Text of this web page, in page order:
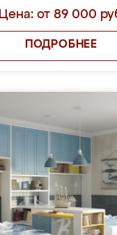
Цена: от 89 000
ПОДРОБНЕЕ